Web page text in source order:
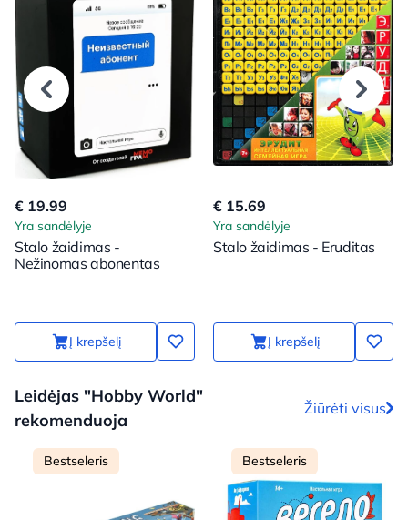
€ 19.99
Yra sandėlyje
Stalo žaidimas -
Nežinomas abonentas
Į krepšelį
€ 15.69
Yra sandėlyje
Stalo žaidimas - Eruditas
Į krepšelį
Leidėjas "Hobby World"
rekomenduoja
Žiūrėti visus
Bestseleris Bestseleris